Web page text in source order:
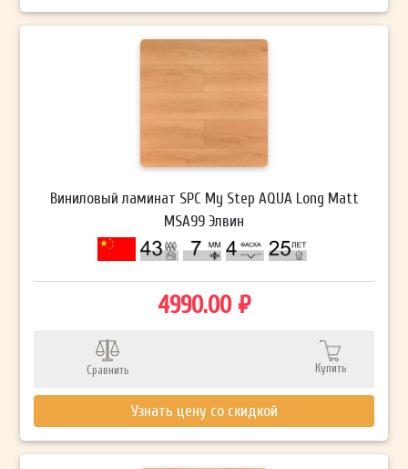
Виниловый ламинат SPC My Step AQUA Long Matt
MSA99 Элвин
4990.00 ₽
Сравнить Купить
Узнать цену со скидкой